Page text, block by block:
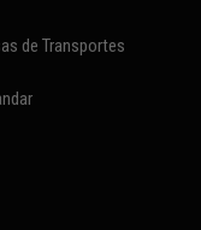
de Transportes